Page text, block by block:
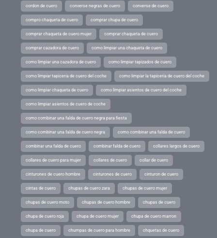
cordon de cuero converse negras de cuero converse de cuero
compro chaqueta de cuero comprar chupa de cuero
comprar chaqueta de cuero mujer comprar chaqueta de cuero
comprar cazadora de cuero como limpiar una chaqueta de cuero
como limpiar una cazadora de cuero como limpiar tapizados de cuero
como limpiar tapiceria de cuero del coche como limpiar la tapiceria de cuero del coche
como limpiar chaqueta de cuero como limpiar asientos de cuero del coche
como limpiar asientos de cuero de coche
como combinar una falda de cuero negra para fiesta
como combinar una falda de cuero negra como combinar una falda de cuero
combinar una falda de cuero combinar falda de cuero collares largos de cuero
collares de cuero para mujer collares de cuero collar de cuero
cinturones de cuero hombre cinturones de cuero cinturon de cuero
cintas de cuero chupas de cuero zara chupas de cuero mujer
chupas de cuero moto chupas de cuero hombre chupas de cuero
chupa de cuero roja chupa de cuero mujer chupa de cuero marron
chupa de cuero chumpas de cuero para hombre chquetas de cuero